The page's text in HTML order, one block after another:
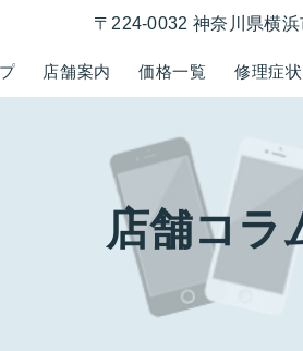
店舗案内 価格一覧 修理症状
〒224-0032 神奈川県横
店舗コラ